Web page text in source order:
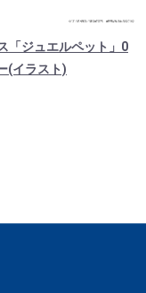
「ジュエルペット」0
(イラスト)